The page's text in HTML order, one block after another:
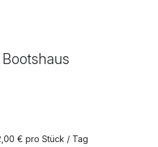
€ pro Stück / Tag